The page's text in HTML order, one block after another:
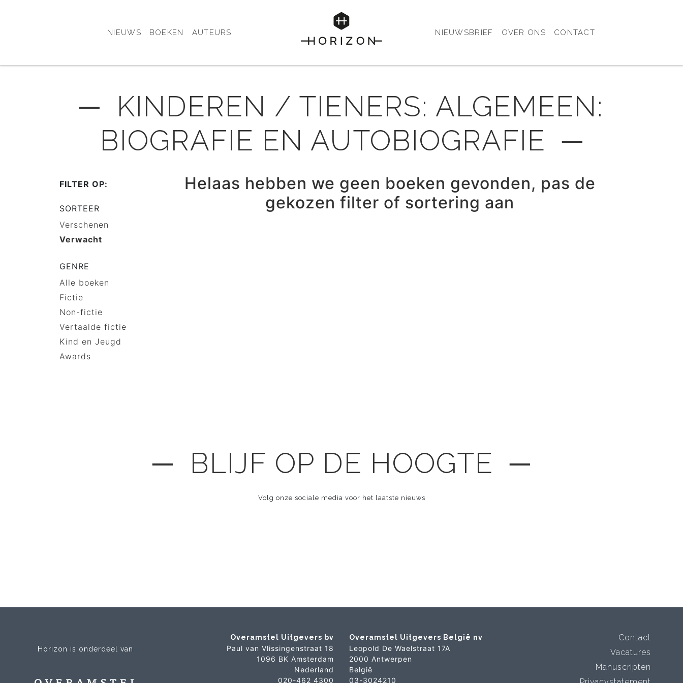
NIEUWS BOEKEN AUTEURS NIEUWSBRIEF OVER ONS CONTACT
─ KINDEREN / TIENERS: ALGEMEEN:
BIOGRAFIE EN AUTOBIOGRAFIE ─
FILTER OP:
SORTEER
Verschenen
Verwacht
GENRE
Alle boeken
Fictie
Non-fictie
Vertaalde fictie
Kind en Jeugd
Awards
Helaas hebben we geen boeken gevonden, pas de
gekozen filter of sortering aan
─ BLIJF OP DE HOOGTE ─
Volg onze sociale media voor het laatste nieuws
Horizon is onderdeel van
Overamstel Uitgevers bv
Paul van Vlissingenstraat 18
1096 BK Amsterdam
Nederland
020-462 4300
Overamstel Uitgevers België nv
Leopold De Waelstraat 17A
2000 Antwerpen
België
03-3024210
Contact
Vacatures
Manuscripten